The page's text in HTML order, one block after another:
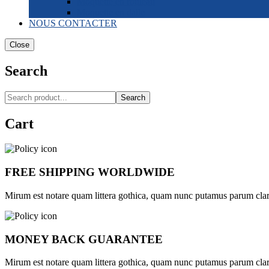
NOUS CONTACTER
Close
Search
Search
Cart
FREE SHIPPING WORLDWIDE
Mirum est notare quam littera gothica, quam nunc putamus parum
MONEY BACK GUARANTEE
Mirum est notare quam littera gothica, quam nunc putamus parum